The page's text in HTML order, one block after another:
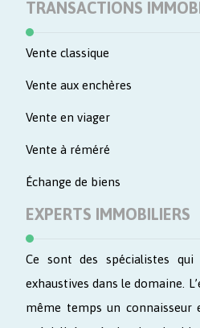
TRANSACTIONS
Vente classique
Vente aux enchères
Vente en viager
Vente à réméré
Échange de biens
EXPERTS IMMOBILIERS
Ce sont des spécialistes qui
exhaustives dans le domaine.
même temps un connaisseur